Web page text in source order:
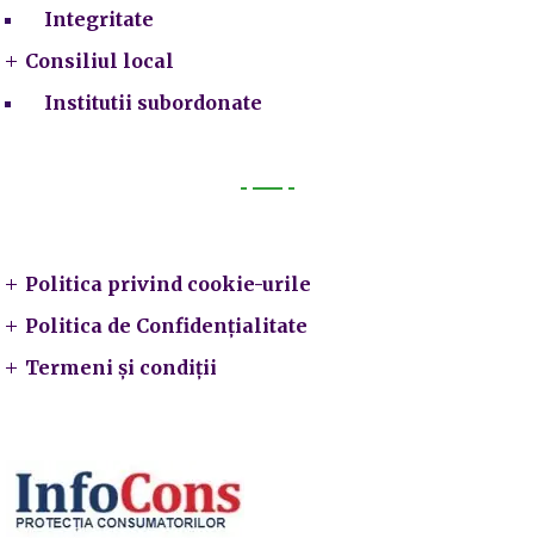
Integritate
Consiliul local
Institutii subordonate
Politica privind cookie-urile
Politica de Confidențialitate
Termeni și condiții